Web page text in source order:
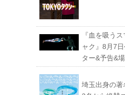
『血を吸う
ャク』8月7
ター&予告&
埼玉出身の著